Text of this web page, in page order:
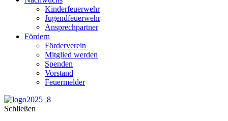
Kinderfeuerwehr
Jugendfeuerwehr
Ansprechpartner
Fördern
Förderverein
Mitglied werden
Spenden
Vorstand
Feuermelder
Schließen